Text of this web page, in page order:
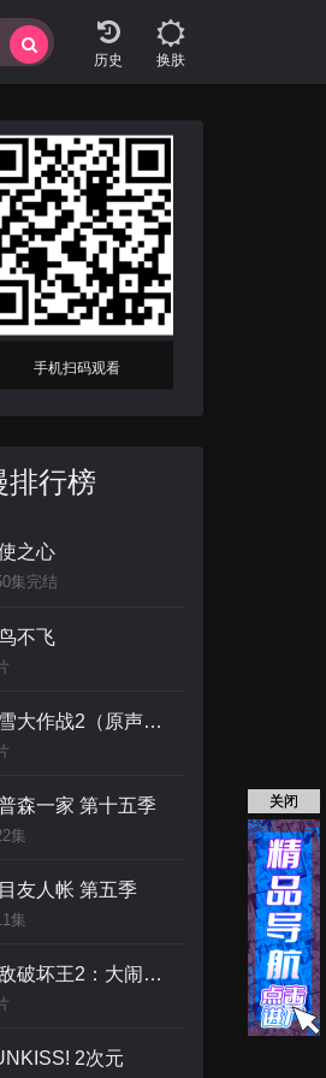
换肤
手机扫码观看
排行榜
之心
集完结
不飞
冰雪大作战2（原声版）
森一家 第十五季
集
友人帐 第五季
集
无敌破坏王2：大闹互联网
2次元
关闭